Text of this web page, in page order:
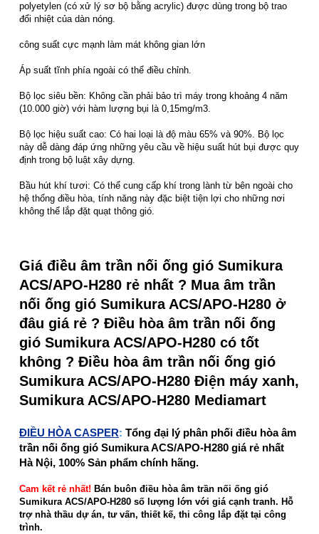
polyetylen (có xử lý sơ bộ bằng acrylic) được dùng trong bộ trao
đổi nhiệt của dàn nóng.
công suất cực mạnh làm mát không gian lớn
Áp suất tĩnh phía ngoài có thể điều chỉnh.
Bộ lọc siêu bền: Không cần phải bảo trì máy trong khoảng 4 năm
(10.000 giờ) với hàm lượng bụi là 0,15mg/m3.
Bộ lọc hiệu suất cao: Có hai loại là độ màu 65% và 90%. Bộ lọc
này dễ dàng đáp ứng những yêu cầu về hiệu suất hút bụi được quy
định trong bộ luật xây dựng.
Bầu hút khí tươi: Có thể cung cấp khí trong lành từ bên ngoài cho
hệ thống điều hòa, tính năng này đặc biệt tiện lợi cho những nơi
không thể lắp đặt quạt thông gió.
Giá điều âm trần nối ống gió Sumikura
ACS/APO-H280 rẻ nhất ? Mua âm trần
nối ống gió Sumikura ACS/APO-H280 ở
đâu giá rẻ ? Điều hòa âm trần nối ống
gió Sumikura ACS/APO-H280 có tốt
không ? Điều hòa âm trần nối ống gió
Sumikura ACS/APO-H280 Điện máy xanh,
Sumikura ACS/APO-H280 Mediamart
ĐIỀU HÒA CASPER: Tổng đại lý phân phối điều hòa âm
trần nối ống gió Sumikura ACS/APO-H280 giá rẻ nhất
Hà Nội, 100% Sản phẩm chính hãng.
Cam kết rẻ nhất! Bán buôn điều hòa âm trần nối ống gió
Sumikura ACS/APO-H280 số lượng lớn với giá cạnh tranh. Hỗ
trợ nhà thầu dự án, tư vấn, thiết kế, thi công lắp đặt tại công
trình.